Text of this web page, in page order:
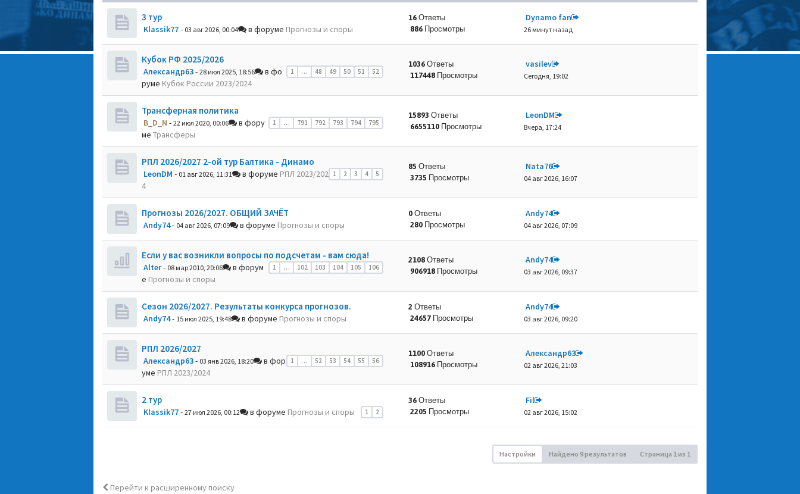
3 тур
Klassik77- 03 авг 2026, 00:04 в форуме Прогнозы и споры
16 Ответы
886 Просмотры
Dynamo fan
26 минут назад
Кубок РФ 2025/2026
1 … 48 49 50 51 52
Александр63- 28 июл 2025, 18:56
в фо
руме Кубок России 2023/2024
1036 Ответы
117448 Просмотры
vasilev
Сегодня, 19:02
Трансферная политика
1 … 791 792 793 794 795
B_D_N - 22 июл 2020, 00:06
в фору
ме Трансферы
15893 Ответы
6655110 Просмотры
LeonDM
Вчера, 17:24
РПЛ 2026/2027 2-ой тур Балтика - Динамо
1 2 3 4 5
LeonDM - 01 авг 2026, 11:31 в форуме РПЛ 2023/202
4
85 Ответы
3735 Просмотры
Nata76
04 авг 2026, 16:07
Прогнозы 2026/2027. ОБЩИЙ ЗАЧЁТ
Andy74- 04 авг 2026, 07:09 в форуме Прогнозы и споры
0 Ответы
280 Просмотры
Andy74
04 авг 2026, 07:09
Если у вас возникли вопросы по подсчетам - вам сюда!
1 … 102 103 104 105 106
Alter- 08 мар 2010, 20:06
в форум
е Прогнозы и споры
2108 Ответы
906918 Просмотры
Andy74
03 авг 2026, 09:37
Сезон 2026/2027. Результаты конкурса прогнозов.
Andy74- 15 июл 2025, 19:48 в форуме Прогнозы и споры
2 Ответы
24657 Просмотры
Andy74
03 авг 2026, 09:20
РПЛ 2026/2027
1 … 52 53 54 55 56
Александр63- 03 янв 2026, 18:20
в фор
уме РПЛ 2023/2024
1100 Ответы
108916 Просмотры
Александр63
02 авг 2026, 21:03
2 тур
1 2
Klassik77- 27 июл 2026, 00:12 в форуме Прогнозы и споры
36 Ответы
2205 Просмотры
Fil
02 авг 2026, 15:02
Настройки Найдено 9 результатов Страница 1из 1
Перейти к расширенному поиску